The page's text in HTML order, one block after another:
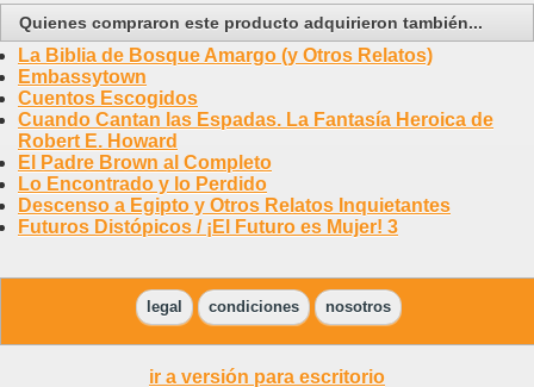
Quienes compraron este producto adquirieron también...
La Biblia de Bosque Amargo (y Otros Relatos)
Embassytown
Cuentos Escogidos
Cuando Cantan las Espadas. La Fantasía Heroica de
Robert E. Howard
El Padre Brown al Completo
Lo Encontrado y lo Perdido
Descenso a Egipto y Otros Relatos Inquietantes
Futuros Distópicos / ¡El Futuro es Mujer! 3
legal condiciones nosotros
ir a versión para escritorio